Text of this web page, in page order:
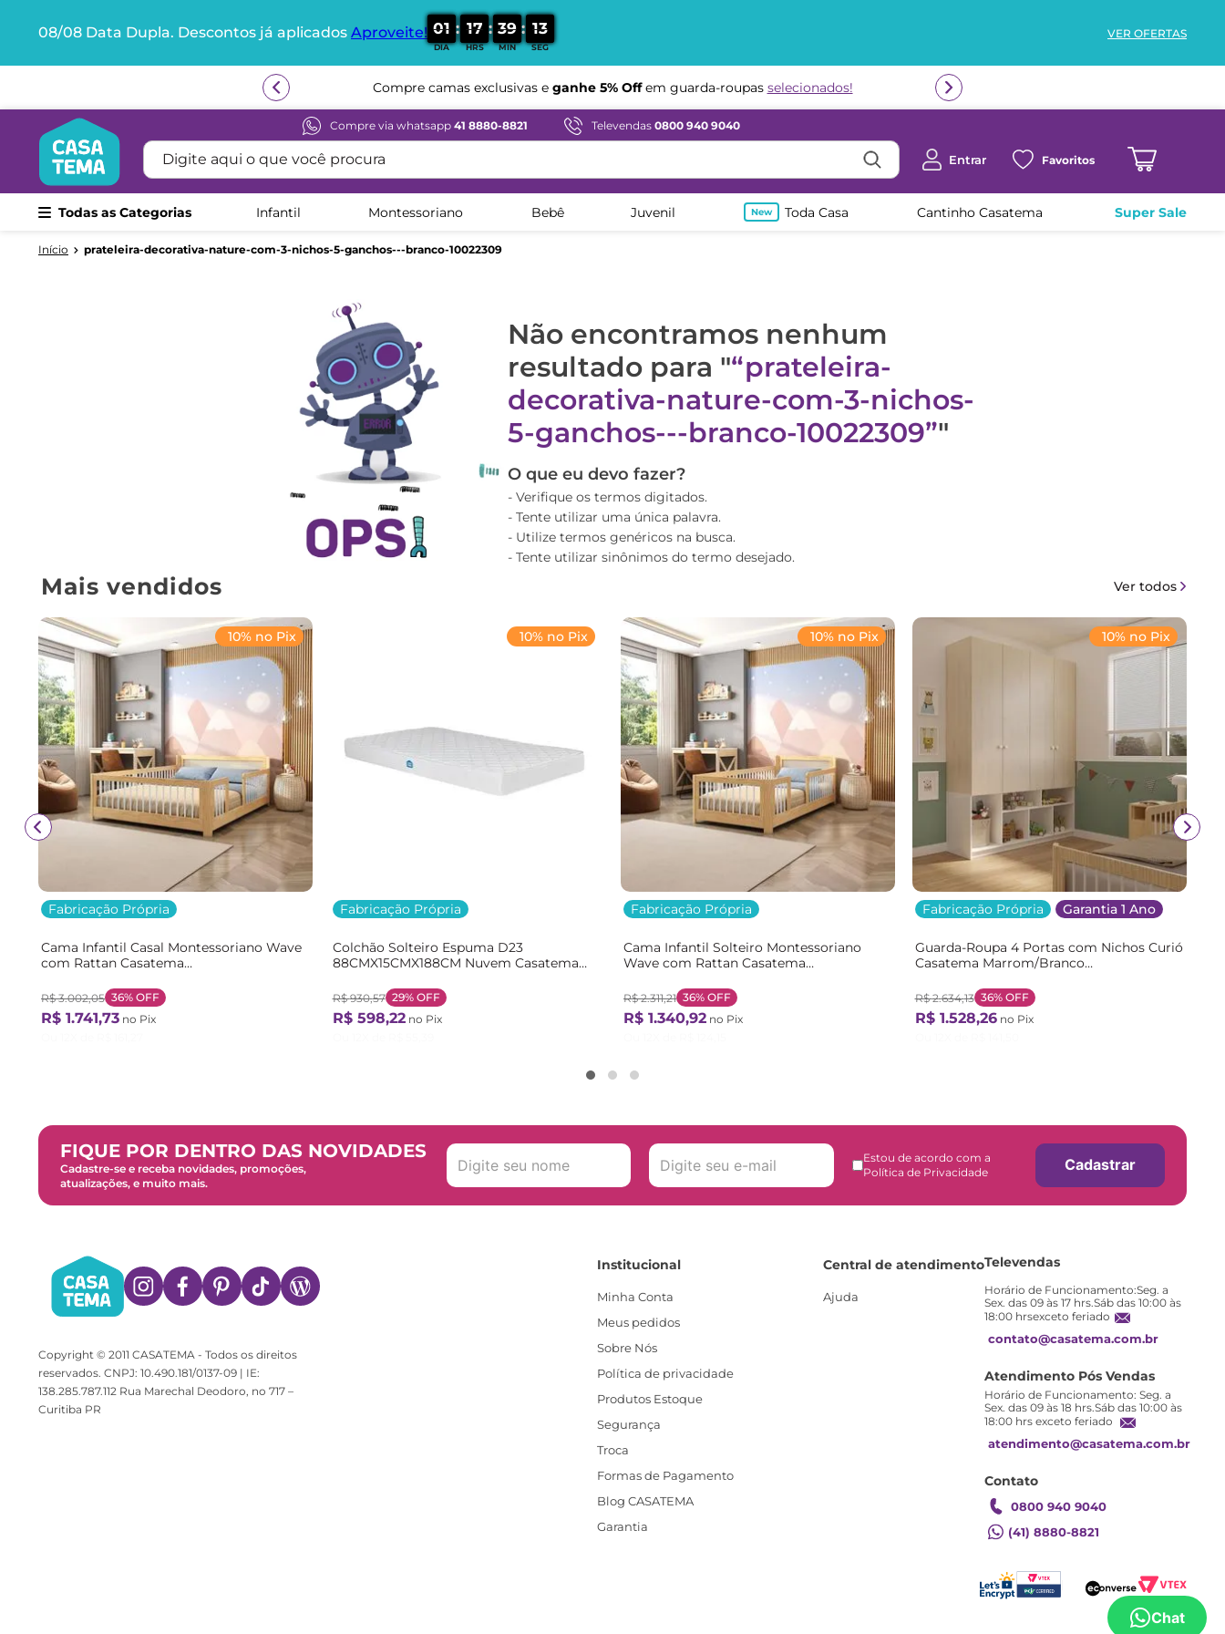
08/08 Data Dupla. Descontos já aplicados Aproveite! 01
DIA
: 17
HRS
: 39
MIN
: 13
SEG
VER OFERTAS
Compre camas exclusivas e ganhe 5% Offem guarda-roupas selecionados!
Compre via whatsapp 41 8880-8821 Televendas 0800 940 9040
Digite aqui o que você procura
Entrar Favoritos
Todas as Categorias Infantil Montessoriano Bebê Juvenil Toda Casa Cantinho Casatema Super Sale
Chat
prateleira-decorativa-nature-com-3-nichos-5-ganchos---branco-10022309
Não encontramos nenhum
resultado para " prateleira-
decorativa-nature-com-3-nichos-
5-ganchos---branco-10022309 "
O que eu devo fazer?
Verifique os termos digitados.
Tente utilizar uma única palavra.
Utilize termos genéricos na busca.
Tente utilizar sinônimos do termo desejado.
Mais vendidos Ver todos
Fabricação Própria
10% no Pix
Cama Infantil Casal Montessoriano Wave
com Rattan Casatema
R$ 3.002,05 36% OFF
R$ 1.741,73 no Pix
Fabricação Própria
10% no Pix
Colchão Solteiro Espuma D23
88CMX15CMX188CM Nuvem Casatema
R$ 930,57 29%OFF
R$ 598,22no Pix
Fabricação Própria
10% no Pix
Cama Infantil Solteiro Montessoriano
Wave com Rattan Casatema
R$ 2.311,21 36% OFF
R$ 1.340,92 no Pix
Fabricação Própria Garantia 1 Ano
10% no Pix
Guarda-Roupa 4 Portas com Nichos Curió
Casatema Marrom/Branco
R$ 2.634,13 36%OFF
R$ 1.528,26no Pix
FIQUE POR DENTRO DAS NOVIDADES
Cadastre-se e receba novidades, promoções,
atualizações, e muito mais.
Estou de acordo com a
Política de Privacidade
Cadastrar
Copyright © 2011 CASATEMA - Todos os direitos
reservados. CNPJ: 10.490.181/0137-09 | IE:
138.285.787.112 Rua Marechal Deodoro, no 717 –
Curitiba PR
Institucional
Minha Conta
Meus pedidos
Sobre Nós
Política de privacidade
Produtos Estoque
Segurança
Troca
Formas de Pagamento
Blog CASATEMA
Garantia
Central de atendimento
Ajuda
Televendas
Horário de Funcionamento:Seg. a
Sex. das 09 às 17 hrs.Sáb das 10:00 às
18:00 hrsexceto feriado
contato@casatema.com.br
Atendimento Pós Vendas
Horário de Funcionamento: Seg. a
Sex. das 09 às 18 hrs.Sáb das 10:00 às
18:00 hrs exceto feriado
atendimento@casatema.com.br
Contato
0800 940 9040
(41) 8880-8821
Termos mais buscados
guarda roupa
aria
bicama
escrivaninha